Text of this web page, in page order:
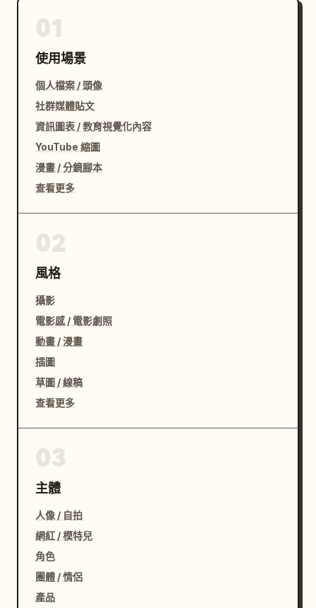
使用場景
個人檔案 / 頭像
社群媒體貼文
資訊圖表 / 教育視覺化內容
YouTube 縮圖
漫畫 / 分鏡腳本
查看更多
風格
攝影
電影感 / 電影劇照
動畫 / 漫畫
插圖
草圖 / 線稿
查看更多
主體
人像 / 自拍
網紅 / 模特兒
角色
團體 / 情侶
產品